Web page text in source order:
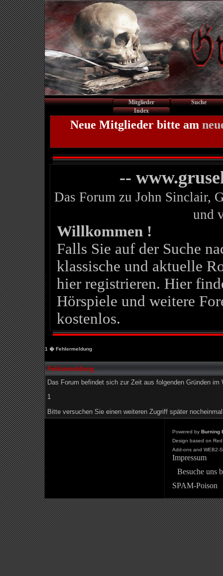
Mitglieder
Suche
Index
Neue Mitglieder bitte am
--
Das Forum zu John Sinclair,
und
Willkommen !
Falls Sie auf der Suche
klassische und aktuelle
hier registrieren. Hier
Hörspiele und weitere
kostenlos.
1 � Fehlermeldung
Fehlermeldung
Das Forum befindet sich zur Zeit aus folgenden Gründen im
1
Bitte versuchen Sie einen weiteren Zugriff später
Powered by Burning
Design based on
Add-ons and WEB2-
Impressum
Besuche uns
SPAM-Poison